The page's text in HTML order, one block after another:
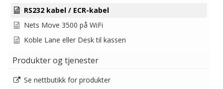
RS232 kabel / ECR-kabel
Nets Move 3500 på WiFi
Koble Lane eller Desk til kassen
Produkter og tjenester
Se nettbutikk for produkter